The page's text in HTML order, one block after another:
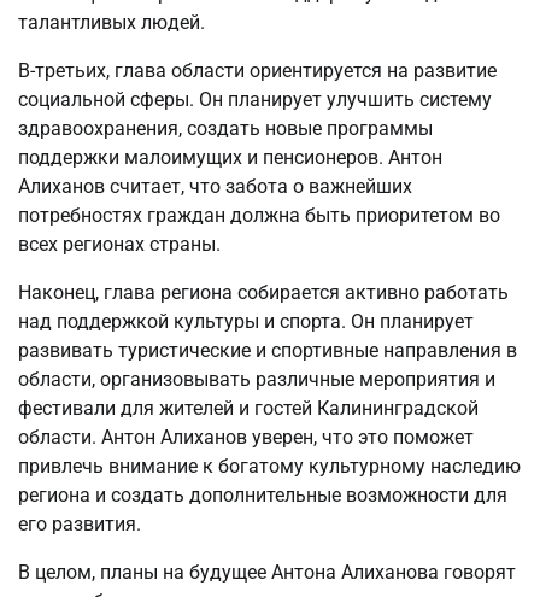
талантливых людей.
В-третьих, глава области ориентируется на развитие
социальной сферы. Он планирует улучшить систему
здравоохранения, создать новые программы
поддержки малоимущих и пенсионеров. Антон
Алиханов считает, что забота о важнейших
потребностях граждан должна быть приоритетом во
всех регионах страны.
Наконец, глава региона собирается активно работать
над поддержкой культуры и спорта. Он планирует
развивать туристические и спортивные направления в
области, организовывать различные мероприятия и
фестивали для жителей и гостей Калининградской
области. Антон Алиханов уверен, что это поможет
привлечь внимание к богатому культурному наследию
региона и создать дополнительные возможности для
его развития.
В целом, планы на будущее Антона Алиханова говорят